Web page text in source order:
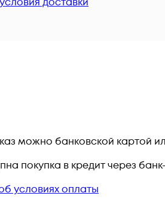
доставки
можно банковской картой
покупка в кредит через
условиях оплаты